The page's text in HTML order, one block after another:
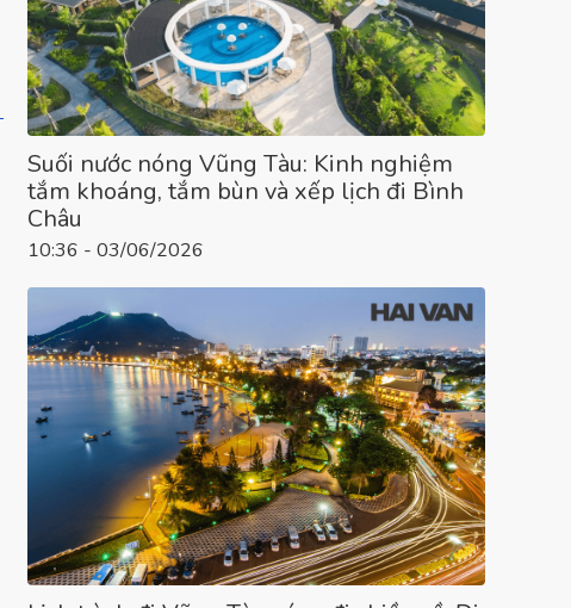
Suối nước nóng Vũng Tàu: Kinh nghiệm
tắm khoáng, tắm bùn và xếp lịch đi Bình
Châu
10:36 - 03/06/2026